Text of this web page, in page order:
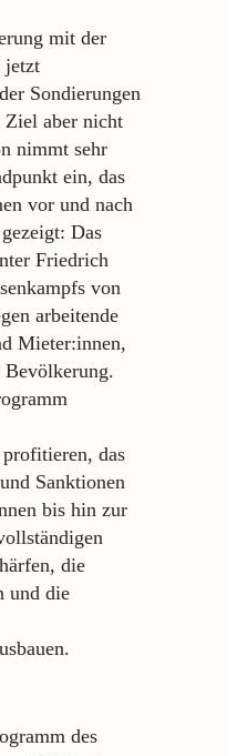
mit der
jetzt
Sondierungen
Ziel aber nicht
nimmt sehr
ein, das
vor und nach
Das
Friedrich
von
arbeitende
Mieter:innen,
Bevölkerung.
das
Sanktionen
bis hin zur
die
und die
des